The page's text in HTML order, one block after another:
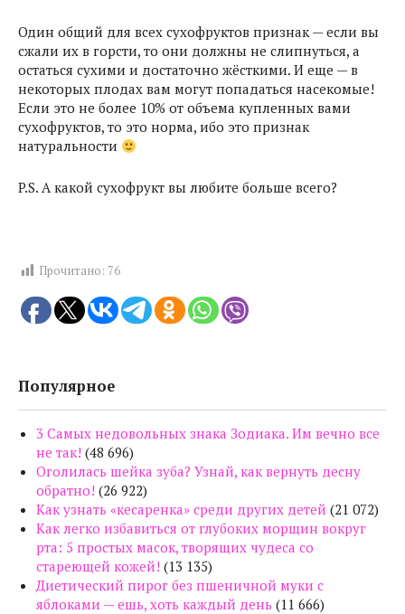
Один общий для всех сухофруктов признак — если вы
сжали их в горсти, то они должны не слипнуться, а
остаться сухими и достаточно жёсткими. И еще — в
некоторых плодах вам могут попадаться насекомые!
Если это не более 10% от объема купленных вами
сухофруктов, то это норма, ибо это признак
натуральности
P.S. А какой сухофрукт вы любите больше всего?
Прочитано: 76
Популярное
3 Самых недовольных знака Зодиака. Им вечно все
не так! (48 696)
Оголилась шейка зуба? Узнай, как вернуть десну
обратно! (26 922)
Как узнать «кесаренка» среди других детей (21 072)
Как легко избавиться от глубоких морщин вокруг
рта: 5 простых масок, творящих чудеса со
стареющей кожей! (13 135)
Диетический пирог без пшеничной муки с
яблоками — ешь, хоть каждый день (11 666)